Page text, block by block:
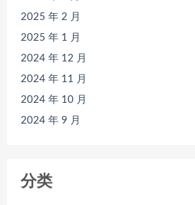
2025 年 2 月
2025 年 1 月
2024 年 12 月
2024 年 11 月
2024 年 10 月
2024 年 9 月
分类